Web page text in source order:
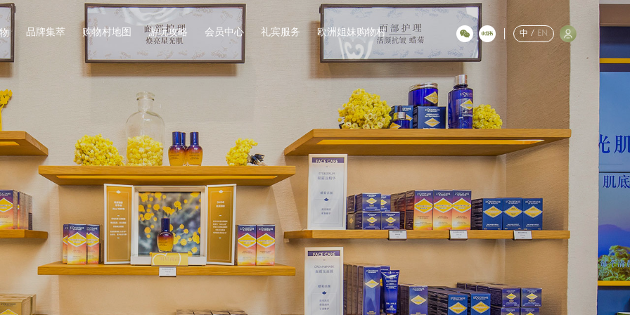
品牌集萃 购物村地图 游玩攻略 会员中心 礼宾服务 欧洲姐妹购物村 中 / EN